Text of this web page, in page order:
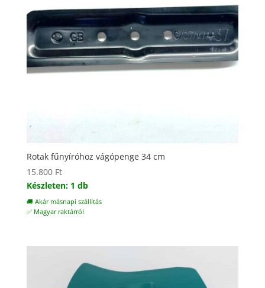
Rotak fűnyíróhoz vágópenge 34 cm
15.800 Ft
Készleten: 1 db
🚚 Akár másnapi szállítás
✅ Magyar raktárról